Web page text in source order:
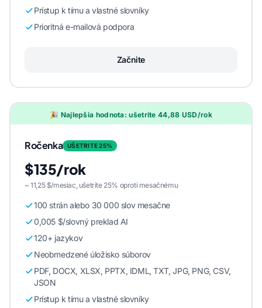
Prístup k tímu a vlastné slovníky
Prioritná e-mailová podpora
Začnite
🎉 Najlepšia hodnota: ušetrite 44,88 USD/rok
Ročenka UŠETRITE 25%
$135/rok
~ 11,25 $/mesiac, ušetrite 25% oproti mesačnému
100 strán alebo 30 000 slov mesačne
0,005 $/slovný preklad AI
120+ jazykov
Neobmedzené úložisko súborov
PDF, DOCX, XLSX, PPTX, IDML, TXT, JPG, PNG, CSV,
JSON
Prístup k tímu a vlastné slovníky